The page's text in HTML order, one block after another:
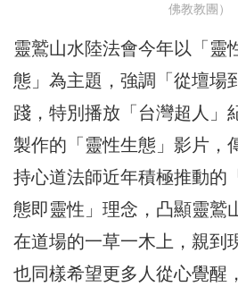
佛教教團）
靈鷲山水陸法會今年以「靈
態」為主題，強調「從壇場
踐，特別播放「台灣超人」
製作的「靈性生態」影片，
持心道法師近年積極推動的
態即靈性」理念，凸顯靈鷲
在道場的一草一木上，親到
也同樣希望更多人從心覺醒